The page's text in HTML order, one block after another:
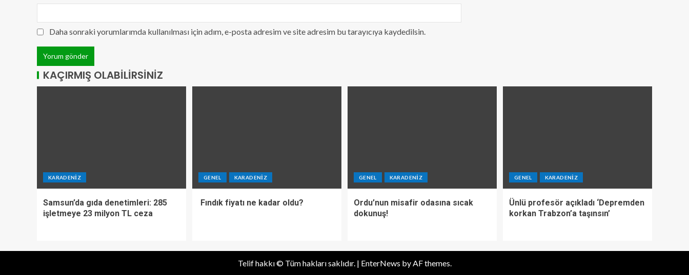
Daha sonraki yorumlarımda kullanılması için adım, e-posta adresim ve site adresim bu tarayıcıya kaydedilsin.
KAÇIRMIŞ OLABILIRSINIZ
KARADENIZ
Samsun’da gıda denetimleri: 285
işletmeye 23 milyon TL ceza
GENEL KARADENIZ
Fındık fiyatı ne kadar oldu?
GENEL KARADENIZ
Ordu’nun misafir odasına sıcak
dokunuş!
GENEL KARADENIZ
Ünlü profesör açıkladı ‘Depremden
korkan Trabzon’a taşınsın’
Telif hakkı © Tüm hakları saklıdır. | EnterNews by AF themes.